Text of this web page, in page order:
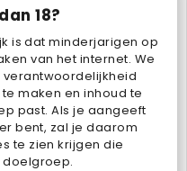
18?
is dat minderjarigen op
van het internet. We
maken en inhoud te
past. Als je aangeeft
bent, zal je daarom
te zien krijgen die